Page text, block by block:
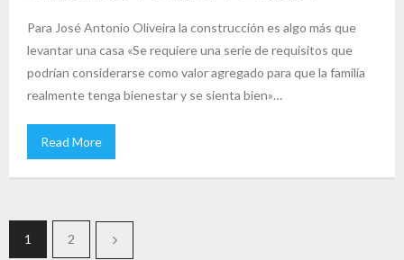
Para José Antonio Oliveira la construcción es algo más que
levantar una casa «Se requiere una serie de requisitos que
podrían considerarse como valor agregado para que la familia
realmente tenga bienestar y se sienta bien»…
Read More
1 2